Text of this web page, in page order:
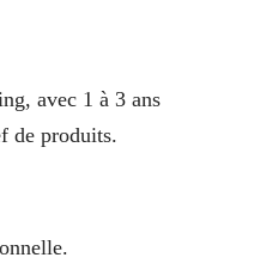
avec 1 à 3 ans
de produits.